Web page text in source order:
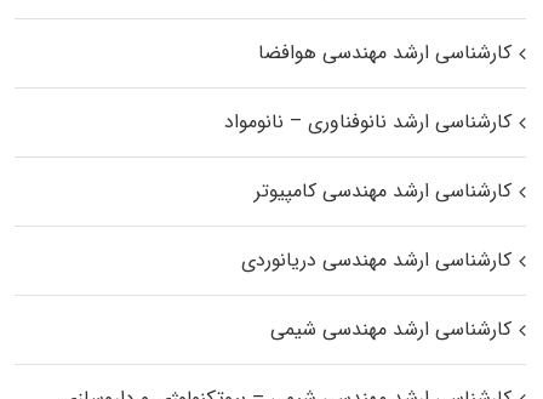
کارشناسی ارشد مهندسی هوافضا
کارشناسی ارشد نانوفناوری – نانومواد
کارشناسی ارشد مهندسی کامپیوتر
کارشناسی ارشد مهندسی دریانوردی
کارشناسی ارشد مهندسی شیمی